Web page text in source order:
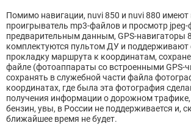
Помимо навигации, nuvi 850 и nuvi 880 имеют
проигрыватель mp3-файлов и просмотр
предварительным данным, GPS-навигаторы
комплектуются пультом ДУ и поддерживают
прокладку маршрута к координатам,
файле (фотоаппараты со встроенными GPS-
сохранять в служебной части файла
координатах, где была эта фотография
получения информации о дорожном трафике,
бензин, увы, в России не поддерживается и,
ближайшее время не будет.